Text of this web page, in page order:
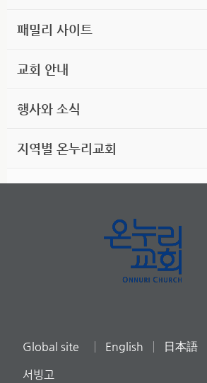
패밀리 사이트
교회 안내
행사와 소식
지역별 온누리교회
Global site English 日本語
서빙고